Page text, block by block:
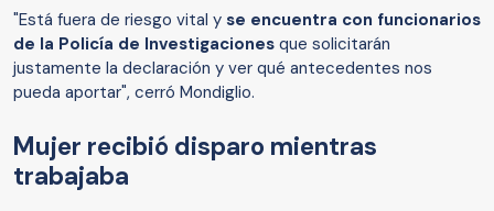
"Está fuera de riesgo vital y se encuentra con funcionarios
de la Policía de Investigaciones que solicitarán
justamente la declaración y ver qué antecedentes nos
pueda aportar", cerró Mondiglio.
Mujer recibió disparo mientras
trabajaba